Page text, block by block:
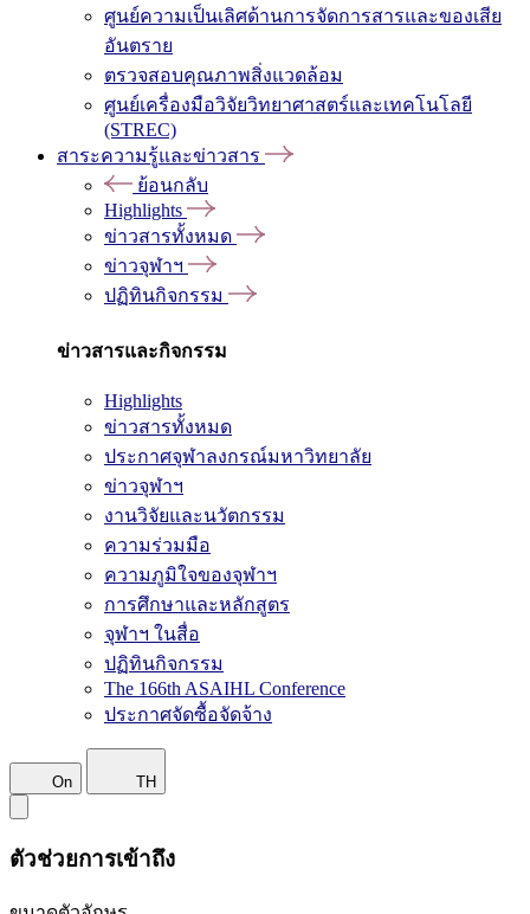
ศูนย์ความเป็นเลิศด้านการจัดการสารและของเสีย
อันตราย
ตรวจสอบคุณภาพสิ่งแวดล้อม
ศูนย์เครื่องมือวิจัยวิทยาศาสตร์และเทคโนโลยี
(STREC)
สาระความรู้และข่าวสาร
ย้อนกลับ
Highlights
ข่าวสารทั้งหมด
ข่าวจุฬาฯ
ปฏิทินกิจกรรม
ข่าวสารและกิจกรรม
Highlights
ข่าวสารทั้งหมด
ประกาศจุฬาลงกรณ์มหาวิทยาลัย
ข่าวจุฬาฯ
งานวิจัยและนวัตกรรม
ความร่วมมือ
ความภูมิใจของจุฬาฯ
การศึกษาและหลักสูตร
จุฬาฯ ในสื่อ
ปฏิทินกิจกรรม
The 166th ASAIHL Conference
ประกาศจัดซื้อจัดจ้าง
On TH
ตัวช่วยการเข้าถึง